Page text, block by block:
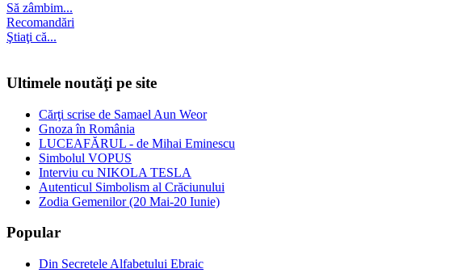
Să zâmbim...
Recomandări
Ştiaţi că...
Ultimele noutăţi pe site
Cărţi scrise de Samael Aun Weor
Gnoza în România
LUCEAFĂRUL - de Mihai Eminescu
Simbolul VOPUS
Interviu cu NIKOLA TESLA
Autenticul Simbolism al Crăciunului
Zodia Gemenilor (20 Mai-20 Iunie)
Popular
Din Secretele Alfabetului Ebraic